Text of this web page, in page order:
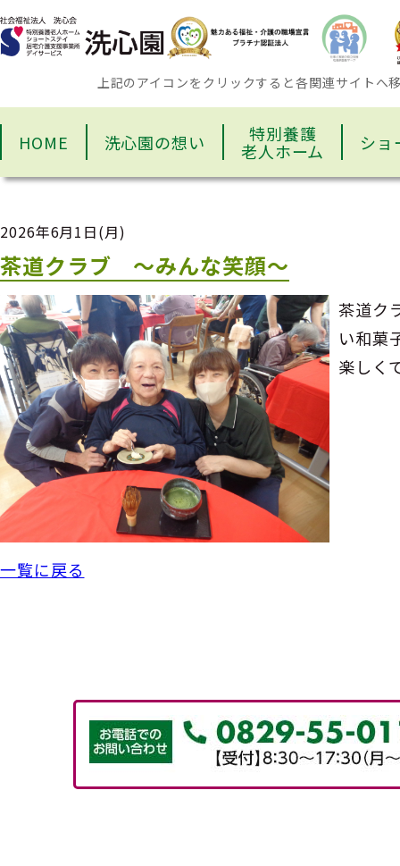
上記のアイコンをクリックすると各関連サイトへ
HOME 洗心園の想い 特別養護
老人ホーム ショ
2026年6月1日(月)
茶道クラブ ～みんな笑顔～
茶道ク
い和菓
楽しく
一覧に戻る